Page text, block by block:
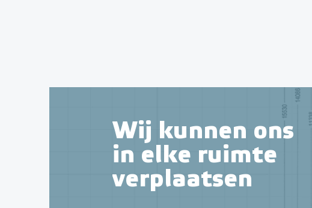
Wij kunnen ons
in elke ruimte
verplaatsen